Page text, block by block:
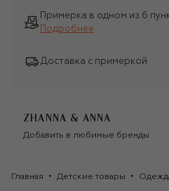
Примерка в одном из 6
Подробнее
Доставка с примеркой
ZHANNA & ANNA
Добавить в любимые бренды
Главная Детские товары